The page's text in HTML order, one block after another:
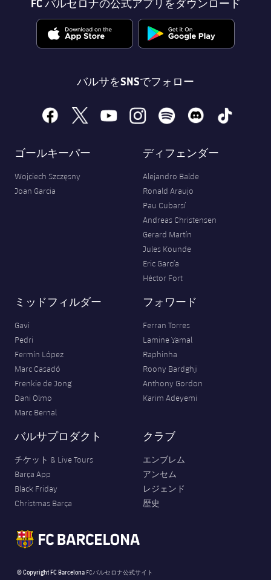
バルサをSNSでフォロー
facebook
x youtubeinstagramspotify discord tiktok
ゴールキーパー
Wojciech Szczęsny
Joan Garcia
ディフェンダー
Alejandro Balde
Ronald Araujo
Pau Cubarsí
Andreas Christensen
Gerard Martín
Jules Kounde
Eric García
Héctor Fort
ミッドフィルダー
Gavi
Pedri
Fermín López
Marc Casadó
Frenkie de Jong
Dani Olmo
Marc Bernal
フォワード
Ferran Torres
Lamine Yamal
Raphinha
Roony Bardghji
Anthony Gordon
Karim Adeyemi
バルサプロダクト
チケット & Live Tours
Barça App
Black Friday
Christmas Barça
クラブ
エンブレム
アンセム
レジェンド
歴史
© Copyright FC Barcelona FCバルセロナ公式サイト